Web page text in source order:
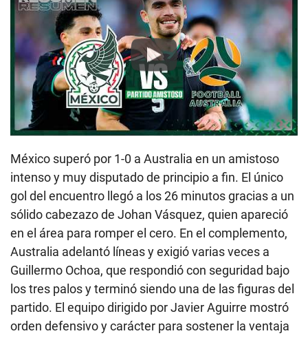
Play
México superó por 1-0 a Australia en un amistoso
intenso y muy disputado de principio a fin. El único
gol del encuentro llegó a los 26 minutos gracias a un
sólido cabezazo de Johan Vásquez, quien apareció
en el área para romper el cero. En el complemento,
Australia adelantó líneas y exigió varias veces a
Guillermo Ochoa, que respondió con seguridad bajo
los tres palos y terminó siendo una de las figuras del
partido. El equipo dirigido por Javier Aguirre mostró
orden defensivo y carácter para sostener la ventaja